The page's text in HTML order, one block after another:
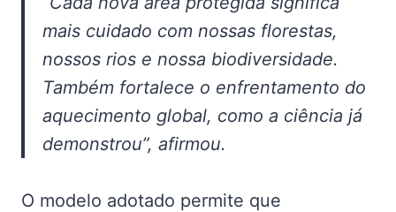
mais cuidado com nossas florestas,
nossos rios e nossa biodiversidade.
Também fortalece o enfrentamento do
aquecimento global, como a ciência já
demonstrou”, afirmou.
O modelo adotado permite que